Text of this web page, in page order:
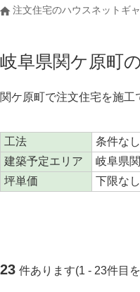
注文住宅のハウスネットギ
岐阜県関ケ原町
関ケ原町で注文住宅を施
工法
条件なし
建築予定エリア
岐阜県
坪単価
下限な
23 件あります(1 - 23件目